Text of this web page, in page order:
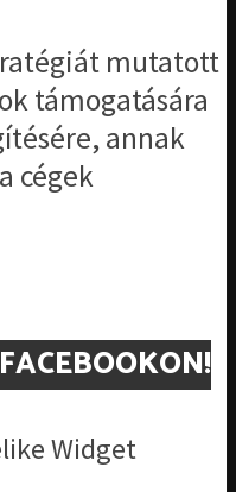
mutatott
támogatására
annak
cégek